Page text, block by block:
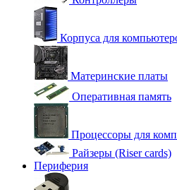
Корпуса для
Материнские платы
Оперативная память
Процессоры для
Райзеры (Riser cards)
Периферия